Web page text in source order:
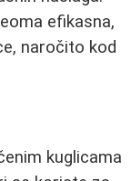
efikasna,
naročito kod
kuglicama